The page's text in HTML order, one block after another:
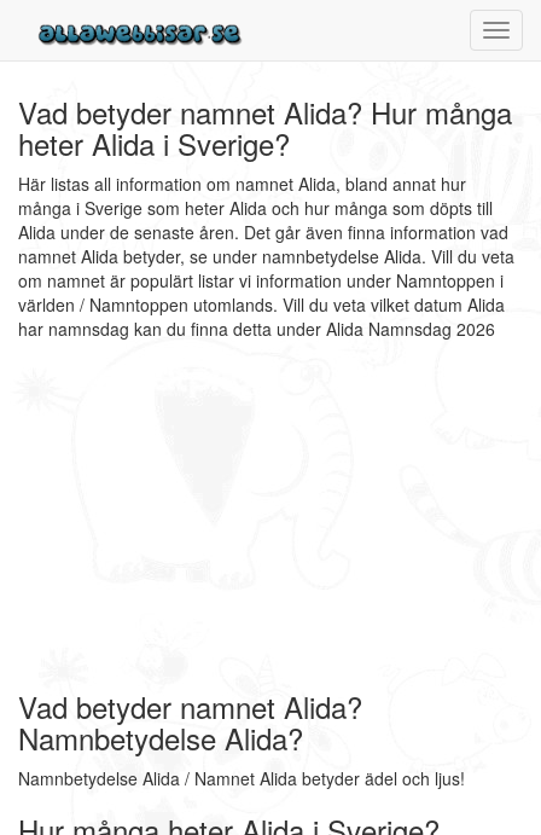
Vad betyder namnet Alida? Hur många
heter Alida i Sverige?
Här listas all information om namnet Alida, bland annat hur
många i Sverige som heter Alida och hur många som döpts till
Alida under de senaste åren. Det går även finna information vad
namnet Alida betyder, se under namnbetydelse Alida. Vill du veta
om namnet är populärt listar vi information under Namntoppen i
världen / Namntoppen utomlands. Vill du veta vilket datum Alida
har namnsdag kan du finna detta under Alida Namnsdag 2026
Vad betyder namnet Alida?
Namnbetydelse Alida?
Namnbetydelse Alida / Namnet Alida betyder ädel och ljus!